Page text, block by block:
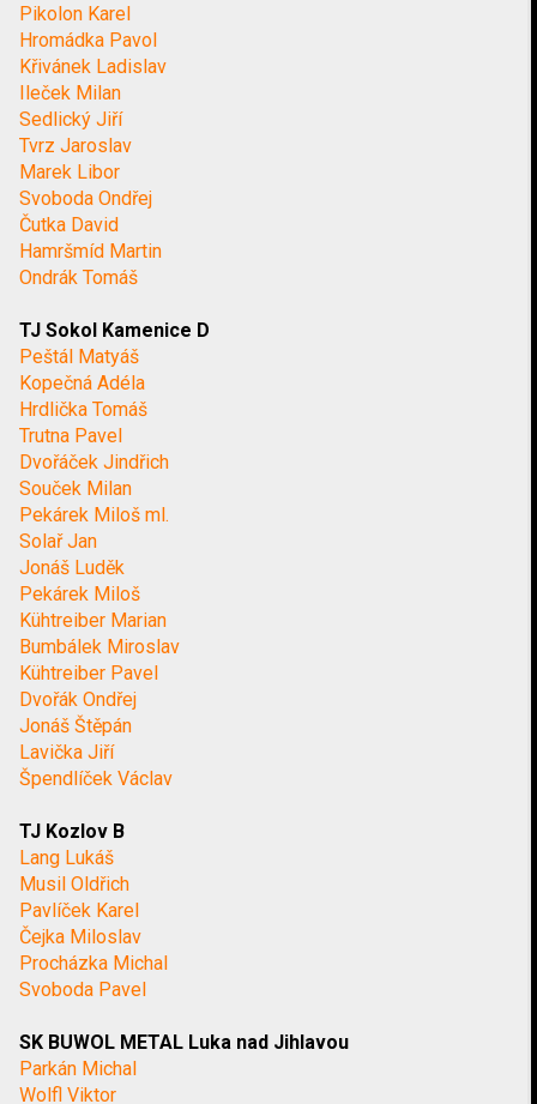
Pikolon Karel
Hromádka Pavol
Křivánek Ladislav
Ileček Milan
Sedlický Jiří
Tvrz Jaroslav
Marek Libor
Svoboda Ondřej
Čutka David
Hamršmíd Martin
Ondrák Tomáš
TJ Sokol Kamenice D
Peštál Matyáš
Kopečná Adéla
Hrdlička Tomáš
Trutna Pavel
Dvořáček Jindřich
Souček Milan
Pekárek Miloš ml.
Solař Jan
Jonáš Luděk
Pekárek Miloš
Kühtreiber Marian
Bumbálek Miroslav
Kühtreiber Pavel
Dvořák Ondřej
Jonáš Štěpán
Lavička Jiří
Špendlíček Václav
TJ Kozlov B
Lang Lukáš
Musil Oldřich
Pavlíček Karel
Čejka Miloslav
Procházka Michal
Svoboda Pavel
SK BUWOL METAL Luka nad Jihlavou
Parkán Michal
Wolfl Viktor